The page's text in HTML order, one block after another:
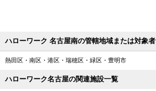
ハローワーク 名古屋南の管轄地域または対象者
熱田区・南区・港区・瑞穂区・緑区・豊明市
ハローワーク名古屋の関連施設一覧